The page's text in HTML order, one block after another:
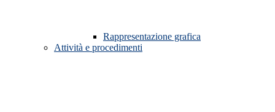
Rappresentazione grafica
Attività e procedimenti